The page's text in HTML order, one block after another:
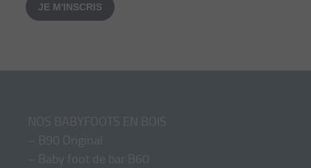
JE M'INSCRIS
NOS BABYFOOTS EN BOIS
– B90 Original
– Baby foot de bar B60